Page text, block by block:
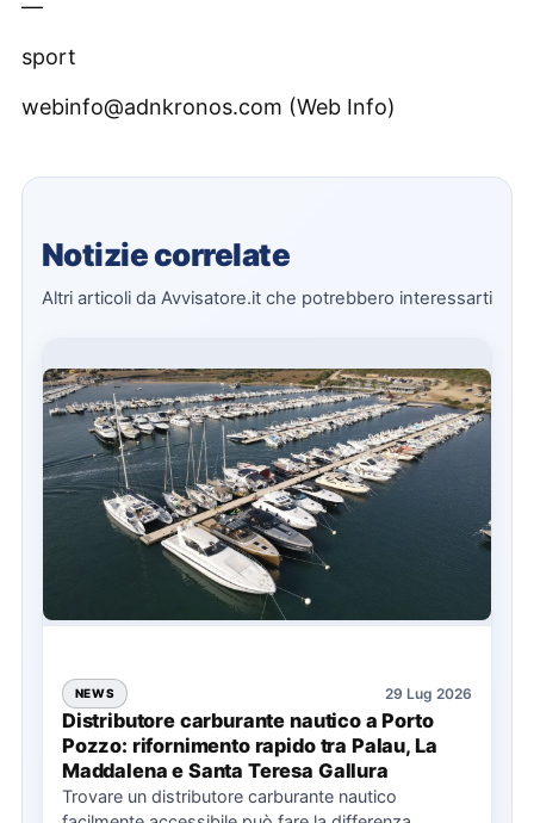
—
sport
webinfo@adnkronos.com (Web Info)
Notizie correlate
Altri articoli da Avvisatore.it che potrebbero interessarti
NEWS 29 Lug 2026
Distributore carburante nautico a Porto
Pozzo: rifornimento rapido tra Palau, La
Maddalena e Santa Teresa Gallura
Trovare un distributore carburante nautico